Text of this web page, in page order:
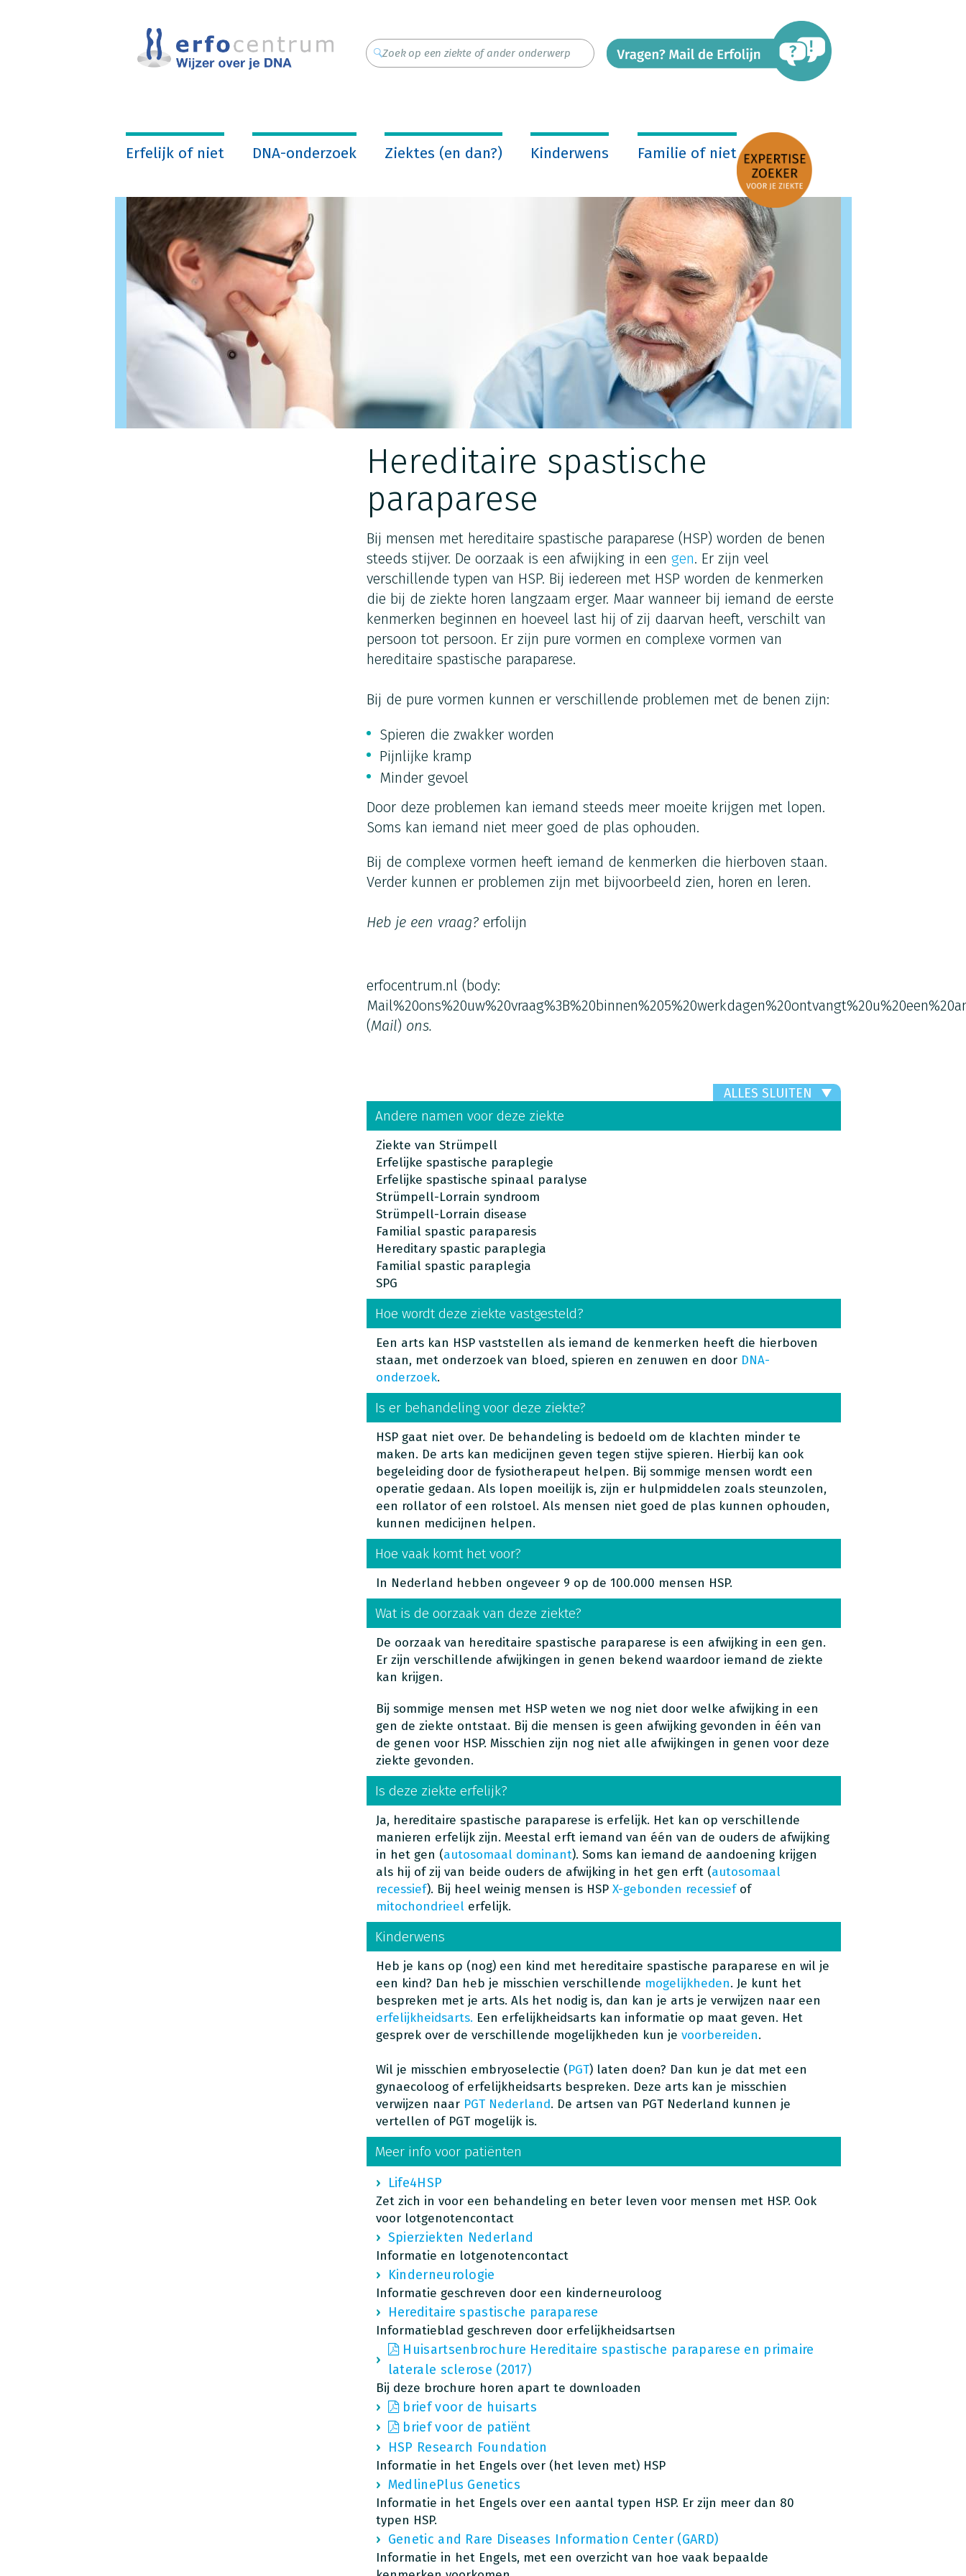
Erfelijk of niet DNA-onderzoek Ziektes (en dan?) Kinderwens Familie of niet
Hereditaire spastische
paraparese
Bij mensen met hereditaire spastische paraparese (HSP) worden de benen
steeds stijver. De oorzaak is een afwijking in een gen. Er zijn veel
verschillende typen van HSP. Bij iedereen met HSP worden de kenmerken
die bij de ziekte horen langzaam erger. Maar wanneer bij iemand de eerste
kenmerken beginnen en hoeveel last hij of zij daarvan heeft, verschilt van
persoon tot persoon. Er zijn pure vormen en complexe vormen van
hereditaire spastische paraparese.
Bij de pure vormen kunnen er verschillende problemen met de benen zijn:
Spieren die zwakker worden
Pijnlijke kramp
Minder gevoel
Door deze problemen kan iemand steeds meer moeite krijgen met lopen.
Soms kan iemand niet meer goed de plas ophouden.
Bij de complexe vormen heeft iemand de kenmerken die hierboven staan.
Verder kunnen er problemen zijn met bijvoorbeeld zien, horen en leren.
Heb je een vraag? erfolijn
erfocentrum.nl (body:
(Mail) ons.
ALLES SLUITEN
Andere namen voor deze ziekte
Ziekte van Strümpell
Erfelijke spastische paraplegie
Erfelijke spastische spinaal paralyse
Strümpell-Lorrain syndroom
Strümpell-Lorrain disease
Familial spastic paraparesis
Hereditary spastic paraplegia
Familial spastic paraplegia
SPG
Hoe wordt deze ziekte vastgesteld?
Een arts kan HSP vaststellen als iemand de kenmerken heeft die hierboven
staan, met onderzoek van bloed, spieren en zenuwen en door DNA-
onderzoek.
Is er behandeling voor deze ziekte?
HSP gaat niet over. De behandeling is bedoeld om de klachten minder te
maken. De arts kan medicijnen geven tegen stijve spieren. Hierbij kan ook
begeleiding door de fysiotherapeut helpen. Bij sommige mensen wordt een
operatie gedaan. Als lopen moeilijk is, zijn er hulpmiddelen zoals steunzolen,
een rollator of een rolstoel. Als mensen niet goed de plas kunnen ophouden,
kunnen medicijnen helpen.
Hoe vaak komt het voor?
In Nederland hebben ongeveer 9 op de 100.000 mensen HSP.
Wat is de oorzaak van deze ziekte?
De oorzaak van hereditaire spastische paraparese is een afwijking in een gen.
Er zijn verschillende afwijkingen in genen bekend waardoor iemand de ziekte
kan krijgen.
Bij sommige mensen met HSP weten we nog niet door welke afwijking in een
gen de ziekte ontstaat. Bij die mensen is geen afwijking gevonden in één van
de genen voor HSP. Misschien zijn nog niet alle afwijkingen in genen voor deze
ziekte gevonden.
Is deze ziekte erfelijk?
Ja, hereditaire spastische paraparese is erfelijk. Het kan op verschillende
manieren erfelijk zijn. Meestal erft iemand van één van de ouders de afwijking
in het gen (autosomaal dominant). Soms kan iemand de aandoening krijgen
als hij of zij van beide ouders de afwijking in het gen erft (autosomaal
recessief). Bij heel weinig mensen is HSP X-gebonden recessiefof
mitochondrieel erfelijk.
Kinderwens
Heb je kans op (nog) een kind met hereditaire spastische paraparese en wil je
een kind? Dan heb je misschien verschillende mogelijkheden. Je kunt het
bespreken met je arts. Als het nodig is, dan kan je arts je verwijzen naar een
erfelijkheidsarts. Een erfelijkheidsarts kan informatie op maat geven. Het
gesprek over de verschillende mogelijkheden kun je voorbereiden.
Wil je misschien embryoselectie (PGT) laten doen? Dan kun je dat met een
gynaecoloog of erfelijkheidsarts bespreken. Deze arts kan je misschien
verwijzen naar PGT Nederland. De artsen van PGT Nederland kunnen je
vertellen of PGT mogelijk is.
Meer info voor patiënten
Life4HSP
Zet zich in voor een behandeling en beter leven voor mensen met HSP. Ook
voor lotgenotencontact
Spierziekten Nederland
Informatie en lotgenotencontact
Kinderneurologie
Informatie geschreven door een kinderneuroloog
Hereditaire spastische paraparese
Informatieblad geschreven door erfelijkheidsartsen
Huisartsenbrochure Hereditaire spastische paraparese en primaire
laterale sclerose (2017)
Bij deze brochure horen apart te downloaden
brief voor de huisarts
brief voor de patiënt
HSP Research Foundation
Informatie in het Engels over (het leven met) HSP
MedlinePlus Genetics
Informatie in het Engels over een aantal typen HSP. Er zijn meer dan 80
typen HSP.
Genetic and Rare Diseases Information Center (GARD)
Informatie in het Engels, met een overzicht van hoe vaak bepaalde